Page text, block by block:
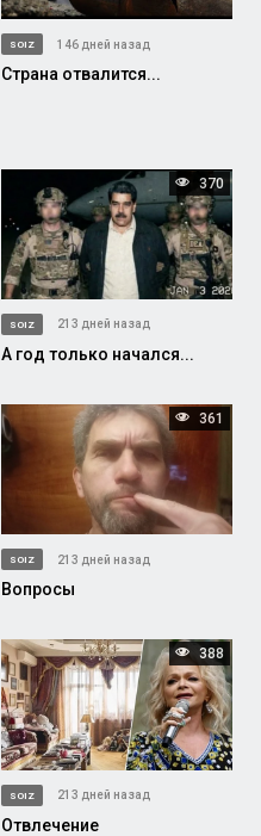
SOIZ 146 дней назад
Страна отвалится...
370
SOIZ 213 дней назад
А год только начался...
361
SOIZ 213 дней назад
Вопросы
388
SOIZ 213 дней назад
Отвлечение